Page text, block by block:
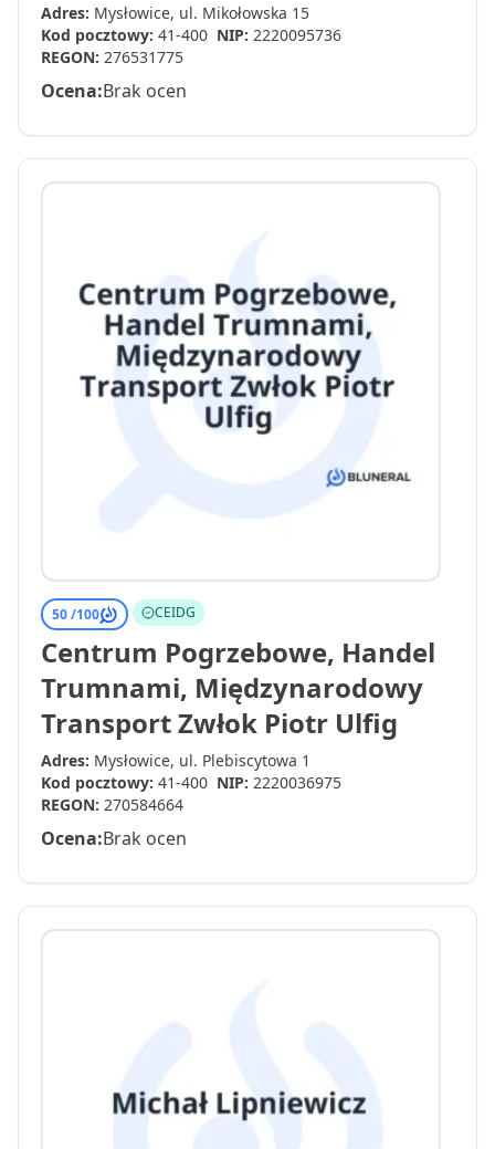
Adres: Mysłowice, ul. Mikołowska 15
Kod pocztowy: 41-400 NIP: 2220095736
REGON: 276531775
Ocena:Brak ocen
50 /100 CEIDG
Centrum Pogrzebowe, Handel
Trumnami, Międzynarodowy
Transport Zwłok Piotr Ulfig
Adres: Mysłowice, ul. Plebiscytowa 1
Kod pocztowy: 41-400 NIP: 2220036975
REGON: 270584664
Ocena:Brak ocen